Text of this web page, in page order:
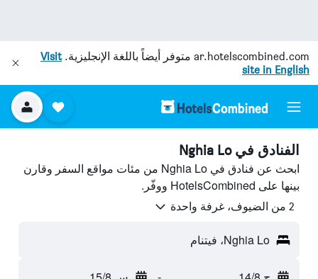
ar.hotelscombined.com متوفر أيضاً باللغة الإنجليزية.Visit
site in English
الفنادق في Nghia Lo
ابحث عن فنادق في Nghia Lo من مئات مواقع السفر وقارن
بينها على HotelsCombined ووفّر.
2 من الضيوف، غرفة واحدة
Nghia Lo، فيتنام